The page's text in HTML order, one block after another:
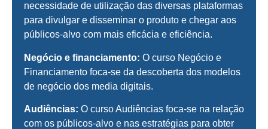
necessidade de utilização das diversas plataformas
para divulgar e disseminar o produto e chegar aos
públicos-alvo com mais eficácia e eficiência.
Negócio e financiamento: O curso Negócio e
Financiamento foca-se da descoberta dos modelos
de negócio dos media digitais.
Audiências: O curso Audiências foca-se na relação
com os públicos-alvo e nas estratégias para obter